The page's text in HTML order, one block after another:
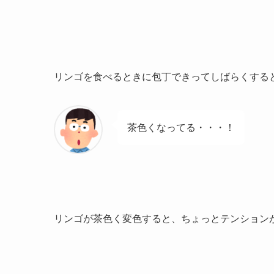
リンゴを食べるときに包丁できってしばらくする
茶色くなってる・・・！
リンゴが茶色く変色すると、ちょっとテンション